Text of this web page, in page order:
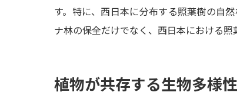
す。特に、西日本に分布する照葉樹の自
ナ林の保全だけでなく、西日本における照
植物が共存する生物多様